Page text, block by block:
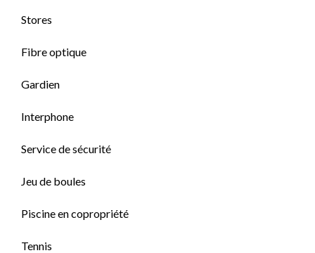
Stores
Fibre optique
Gardien
Interphone
Service de sécurité
Jeu de boules
Piscine en copropriété
Tennis